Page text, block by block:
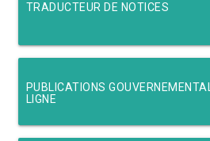
TRADUCTEUR DE NOTICES
PUBLICATIONS
LIGNE